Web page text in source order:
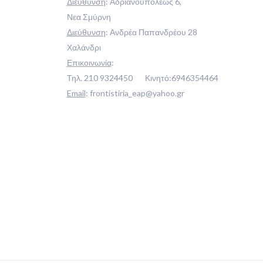
Νεα Σμύρνη
Διεύθυνση: Ανδρέα Παπανδρέου 28
Χαλάνδρι
Επικοινωνία:
Τηλ. 210 9324450 Κινητό:6946354464
Email: frontistiria_eap@yahoo.gr